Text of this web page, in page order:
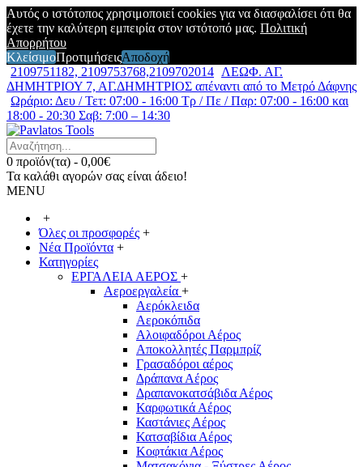
Αυτός ο ιστότοπος χρησιμοποιεί cookies για να διασφαλίσει ότι θα
έχετε την καλύτερη εμπειρία στον ιστότοπό μας. Πολιτική
Απορρήτου
ΚλείσιμοΠροτιμήσειςΑποδοχή
2109751182, 2109753768,2109702014 ΛΕΩΦ. ΑΓ.
ΔΗΜΗΤΡΙΟΥ 7, ΑΓ.ΔΗΜΗΤΡΙΟΣ απέναντι από το Μετρό Δάφνης
Ωράριο: Δευ / Τετ: 07:00 - 16:00 Τρ / Πε / Παρ: 07:00 - 16:00 και
18:00 - 20:30 Σαβ: 7:00 – 14:30
0 προϊόν(τα) - 0,00€
Τα καλάθι αγορών σας είναι άδειο!
MENU
+
Όλες οι προσφορές +
Νέα Προϊόντα +
Κατηγορίες
ΕΡΓΑΛΕΙΑ ΑΕΡΟΣ +
Αεροεργαλεία +
Αερόκλειδα
Αεροκόπιδα
Αλοιφαδόροι Αέρος
Αποκολλητές Παρμπρίζ
Γρασαδόροι αέρος
Δράπανα Αέρος
Δραπανοκατσάβιδα Αέρος
Καρφωτικά Αέρος
Καστάνιες Αέρος
Κατσαβίδια Αέρος
Κοφτάκια Αέρος